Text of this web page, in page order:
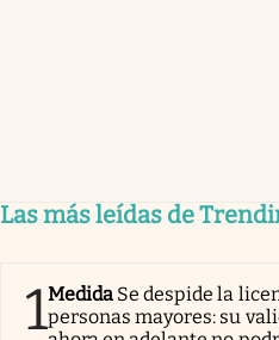
Las más leídas de
1Medida Se despide la
personas mayores: su